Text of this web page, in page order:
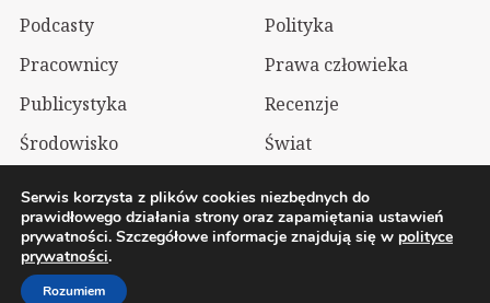
Podcasty
Polityka
Pracownicy
Prawa człowieka
Publicystyka
Recenzje
Środowisko
Świat
2026 Wolnelewo. Xavier Woliński |Mastodon
Serwis korzysta z plików cookies niezbędnych do
prawidłowego działania strony oraz zapamiętania ustawień
prywatności. Szczegółowe informacje znajdują się w polityce
prywatności.
Rozumiem